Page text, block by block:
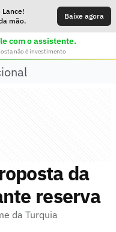
Lance!
mão.
Baixe agora
com o assistente.
não é investimento
da
reserva
da Turquia